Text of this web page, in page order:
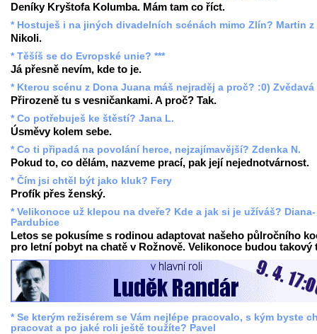
Deníky Kryštofa Kolumba. Mám tam co říct.
* Hostuješ i na jiných divadelních scénách mimo Zlín? Martin z
Nikoli.
* Těšíš se do Evropské unie? ***
Já přesně nevím, kde to je.
* Kterou scénu z Dona Juana máš nejraděj a proč? :0) Zvědavá
Přirozeně tu s vesničankami. A proč? Tak.
* Co potřebuješ ke štěstí? Jana L.
Úsměvy kolem sebe.
* Co ti připadá na povolání herce, nejzajímavější? Zdenka N.
Pokud to, co dělám, nazveme prací, pak její nejednotvárnost.
* Čím jsi chtěl být jako kluk? Fery
Profík přes ženský.
* Velikonoce už klepou na dveře? Kde a jak si je užíváš? Diana-
Pardubice
Letos se pokusíme s rodinou adaptovat našeho půlročního
pro letní pobyt na chatě v Rožnově. Velikonoce budou takový
* Se kterým režisérem se Vám nejlépe pracovalo, s kým byste
pracovat a po jaké roli ještě toužíte? Pavel